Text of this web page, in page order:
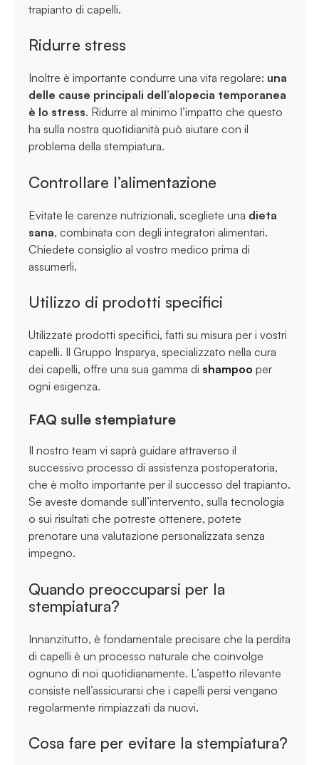
trapianto di capelli.
Ridurre stress
Inoltre è importante condurre una vita regolare: una
delle cause principali dell’alopecia temporanea
è lo stress. Ridurre al minimo l’impatto che questo
ha sulla nostra quotidianità può aiutare con il
problema della stempiatura.
Controllare l’alimentazione
Evitate le carenze nutrizionali, scegliete una dieta
sana, combinata con degli integratori alimentari.
Chiedete consiglio al vostro medico prima di
assumerli.
Utilizzo di prodotti specifici
Utilizzate prodotti specifici, fatti su misura per i vostri
capelli. Il Gruppo Insparya, specializzato nella cura
dei capelli, offre una sua gamma di shampoo per
ogni esigenza.
FAQ sulle stempiature
Il nostro team vi saprà guidare attraverso il
successivo processo di assistenza postoperatoria,
che è molto importante per il successo del trapianto.
Se aveste domande sull’intervento, sulla tecnologia
o sui risultati che potreste ottenere, potete
prenotare una valutazione personalizzata senza
impegno.
Quando preoccuparsi per la
stempiatura?
Innanzitutto, è fondamentale precisare che la perdita
di capelli è un processo naturale che coinvolge
ognuno di noi quotidianamente. L’aspetto rilevante
consiste nell’assicurarsi che i capelli persi vengano
regolarmente rimpiazzati da nuovi.
Cosa fare per evitare la stempiatura?